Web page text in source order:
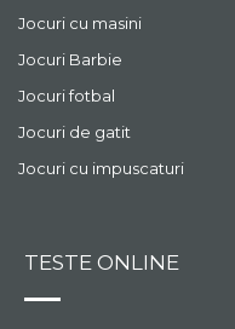
Jocuri cu masini
Jocuri Barbie
Jocuri fotbal
Jocuri de gatit
Jocuri cu impuscaturi
TESTE ONLINE